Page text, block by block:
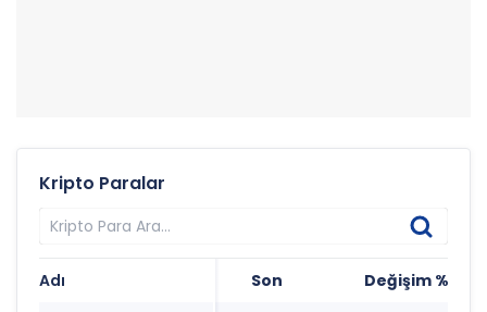
Kripto Paralar
Adı Son Değişim %